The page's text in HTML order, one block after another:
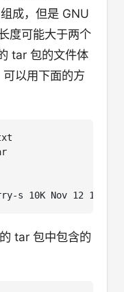
成，但是 GNU
度可能大于两个
tar 包的文件体
以用下面的方
tar 包中包含的